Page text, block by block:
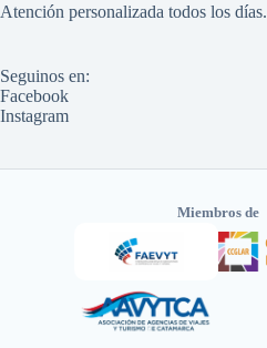
Atención personalizada todos los días.
Seguinos en:
Facebook
Instagram
Miembros de